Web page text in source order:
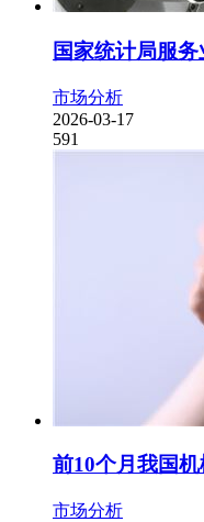
国家统计局服
市场分析
2026-03-17
591
前10个月我国
市场分析